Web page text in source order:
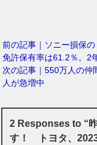
前の記事｜ソニー損保
免許保有率は61.2％。2
次の記事｜550万人の仲
人が急増中
2 Responses to “
す！ トヨタ、